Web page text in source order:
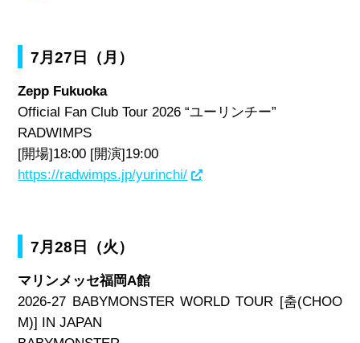
7月27日（月）
Zepp Fukuoka
Official Fan Club Tour 2026 “ユーリンチー”
RADWIMPS
[開場]18:00 [開演]19:00
https://radwimps.jp/yurinchi/
7月28日（火）
マリンメッセ福岡A館
2026-27 BABYMONSTER WORLD TOUR [춤(CHOO
M)] IN JAPAN